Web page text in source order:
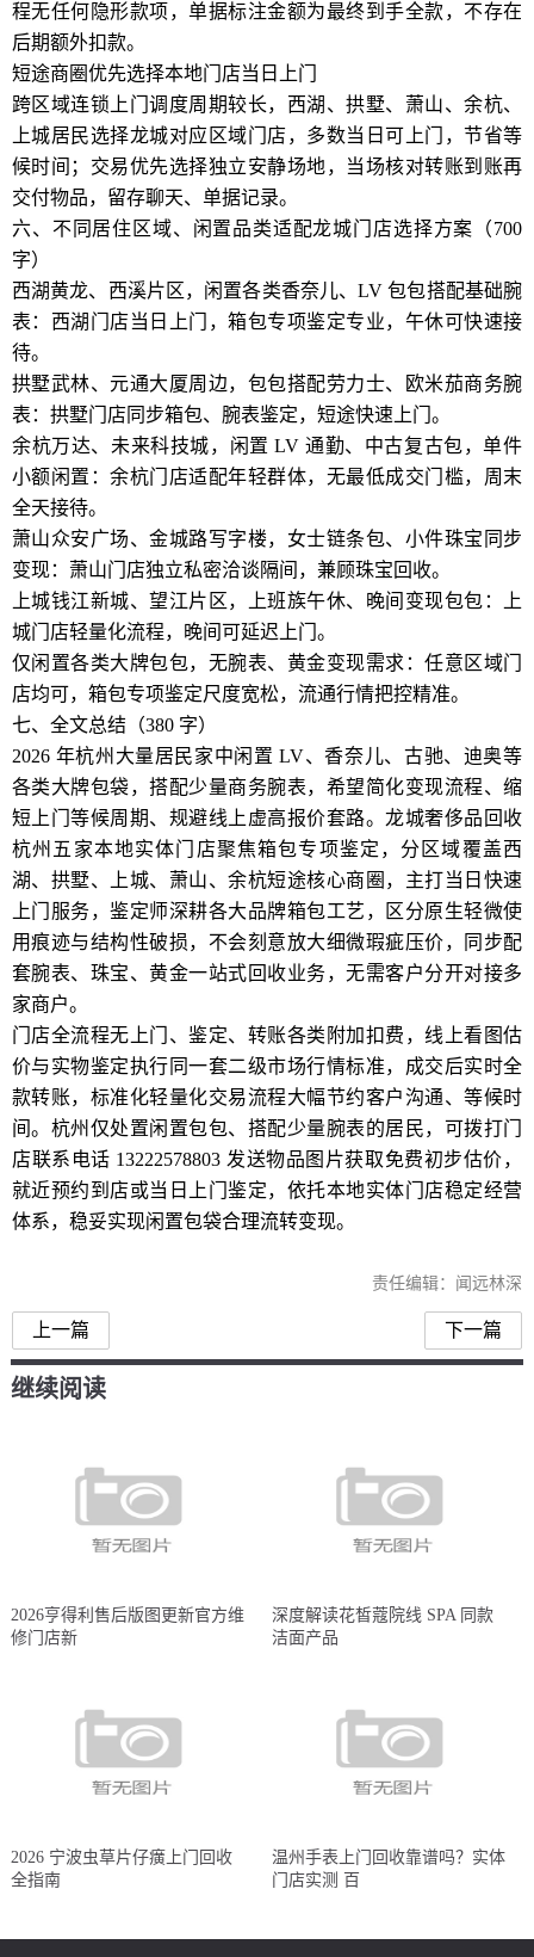
程无任何隐形款项，单据标注金额为最终到手全款，不存在
后期额外扣款。
短途商圈优先选择本地门店当日上门
跨区域连锁上门调度周期较长，西湖、拱墅、萧山、余杭、
上城居民选择龙城对应区域门店，多数当日可上门，节省等
候时间；交易优先选择独立安静场地，当场核对转账到账再
交付物品，留存聊天、单据记录。
六、不同居住区域、闲置品类适配龙城门店选择方案（700
字）
西湖黄龙、西溪片区，闲置各类香奈儿、LV 包包搭配基础腕
表：西湖门店当日上门，箱包专项鉴定专业，午休可快速接
待。
拱墅武林、元通大厦周边，包包搭配劳力士、欧米茄商务腕
表：拱墅门店同步箱包、腕表鉴定，短途快速上门。
余杭万达、未来科技城，闲置 LV 通勤、中古复古包，单件
小额闲置：余杭门店适配年轻群体，无最低成交门槛，周末
全天接待。
萧山众安广场、金城路写字楼，女士链条包、小件珠宝同步
变现：萧山门店独立私密洽谈隔间，兼顾珠宝回收。
上城钱江新城、望江片区，上班族午休、晚间变现包包：上
城门店轻量化流程，晚间可延迟上门。
仅闲置各类大牌包包，无腕表、黄金变现需求：任意区域门
店均可，箱包专项鉴定尺度宽松，流通行情把控精准。
七、全文总结（380 字）
2026 年杭州大量居民家中闲置 LV、香奈儿、古驰、迪奥等
各类大牌包袋，搭配少量商务腕表，希望简化变现流程、缩
短上门等候周期、规避线上虚高报价套路。龙城奢侈品回收
杭州五家本地实体门店聚焦箱包专项鉴定，分区域覆盖西
湖、拱墅、上城、萧山、余杭短途核心商圈，主打当日快速
上门服务，鉴定师深耕各大品牌箱包工艺，区分原生轻微使
用痕迹与结构性破损，不会刻意放大细微瑕疵压价，同步配
套腕表、珠宝、黄金一站式回收业务，无需客户分开对接多
家商户。
门店全流程无上门、鉴定、转账各类附加扣费，线上看图估
价与实物鉴定执行同一套二级市场行情标准，成交后实时全
款转账，标准化轻量化交易流程大幅节约客户沟通、等候时
间。杭州仅处置闲置包包、搭配少量腕表的居民，可拨打门
店联系电话 13222578803 发送物品图片获取免费初步估价，
就近预约到店或当日上门鉴定，依托本地实体门店稳定经营
体系，稳妥实现闲置包袋合理流转变现。
责任编辑：闻远林深
上一篇 下一篇
继续阅读
2026亨得利售后版图更新官方维
修门店新
深度解读花皙蔻院线 SPA 同款
洁面产品
2026 宁波虫草片仔癀上门回收
全指南
温州手表上门回收靠谱吗？实体
门店实测 百